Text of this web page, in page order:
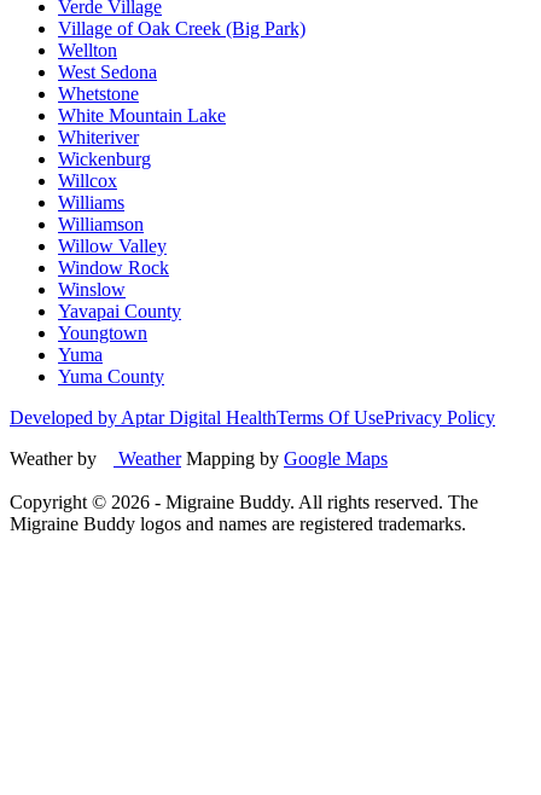
Verde Village
Village of Oak Creek (Big Park)
Wellton
West Sedona
Whetstone
White Mountain Lake
Whiteriver
Wickenburg
Willcox
Williams
Williamson
Willow Valley
Window Rock
Winslow
Yavapai County
Youngtown
Yuma
Yuma County
Developed by Aptar Digital HealthTerms Of UsePrivacy Policy
Weather by
WeatherMapping by Google Maps
Copyright © 2026 - Migraine Buddy. All rights reserved. The
Migraine Buddy logos and names are registered trademarks.